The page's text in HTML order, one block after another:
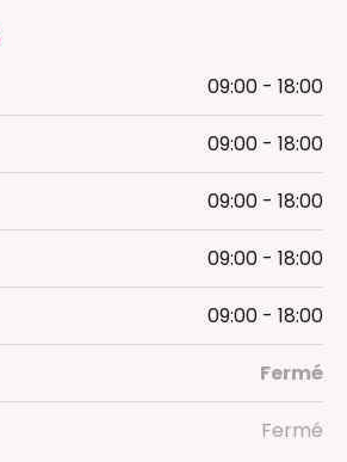
09:00 - 18:00
09:00 - 18:00
09:00 - 18:00
09:00 - 18:00
09:00 - 18:00
Fermé
Fermé